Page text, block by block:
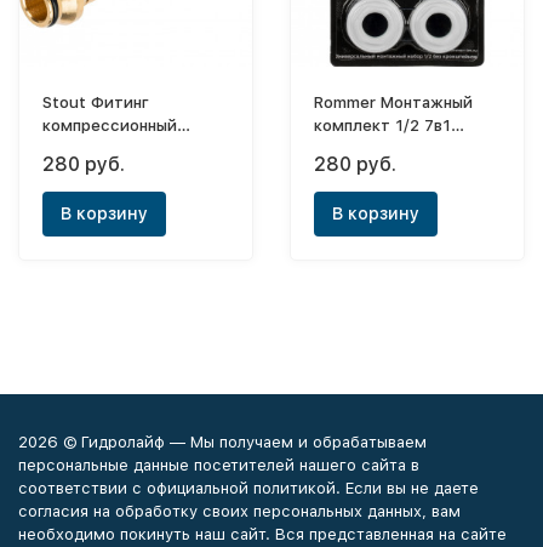
Stout Фитинг
компрессионный
280 руб.
В корзину
Rommer Монтажный
комплект 1/2 7в1
280 руб.
В корзину
2026 © Гидролайф — Мы получаем и обрабатываем
персональные данные посетителей нашего сайта в
соответствии с официальной политикой. Если вы не даете
согласия на обработку своих персональных данных, вам
необходимо покинуть наш сайт. Вся представленная на сайте